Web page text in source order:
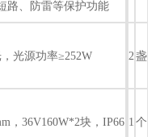
路、防雷等保护功能
光源功率≥252W 2 盏
，36V160W*2块，IP66 1 个